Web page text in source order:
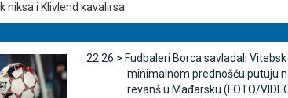
niksa i Klivlend kavalirsa.
22:26 > Fudbaleri Borca savladali Vitebsk
minimalnom prednošću putuju
revanš u Mađarsku (FOTO/